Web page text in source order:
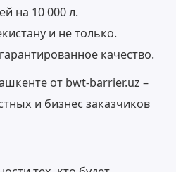
на 10 000 л.
и не только.
качество.
от bwt-barrier.uz –
и бизнес заказчиков